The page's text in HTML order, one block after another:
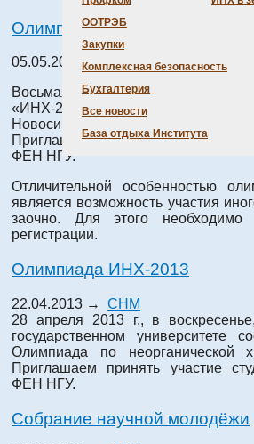
ООТРЭБ
Закупки
Комплексная безопасность
Бухгалтерия
Все новости
База отдыха Института
Олимпиада ИНХ-2014
05.05.2014 →СНМ
Восьмая Олимпиада по
«ИНХ-2014» состоится 18 мая 2014
Новосибирском
Приглашаем принять участие
ФЕН НГУ.
Отличительной особенностью
является возможность участия
заочно. Для этого необходимо
регистрации.
Олимпиада ИНХ-2013
22.04.2013 → СНМ
28 апреля 2013 г., в
государственном университете
Олимпиада по неорганической
Приглашаем принять участие
ФЕН НГУ.
Собрание научной молодёжи